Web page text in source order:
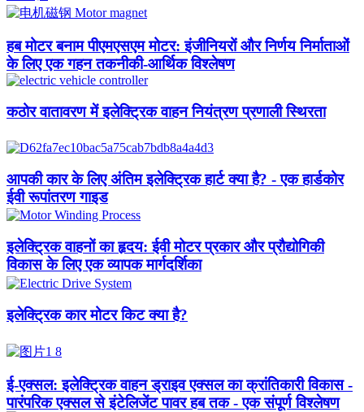
हब मोटर बनाम पीएमएसएम मोटर: इंजीनियरों और निर्णय निर्माताओं
के लिए एक गहन तकनीकी-आर्थिक विश्लेषण
कठोर वातावरण में इलेक्ट्रिक वाहन नियंत्रण प्रणाली स्थिरता
आपकी कार के लिए अंतिम इलेक्ट्रिक हार्ट क्या है? - एक हार्डकोर
ईवी रूपांतरण गाइड
इलेक्ट्रिक वाहनों का हृदय: ईवी मोटर प्रकार और प्रौद्योगिकी
विकास के लिए एक व्यापक मार्गदर्शिका
इलेक्ट्रिक कार मोटर किट क्या है?
ई-एक्सल: इलेक्ट्रिक वाहन ड्राइव एक्सल का क्रांतिकारी विकास -
पारंपरिक एक्सल से इंटेलिजेंट पावर हब तक - एक संपूर्ण विश्लेषण